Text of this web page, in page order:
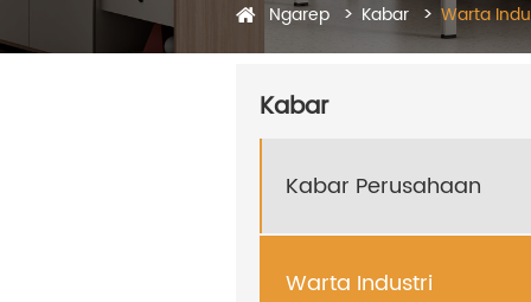
Ngarep Kabar Warta
Kabar
Kabar Perusahaan
Warta Industri